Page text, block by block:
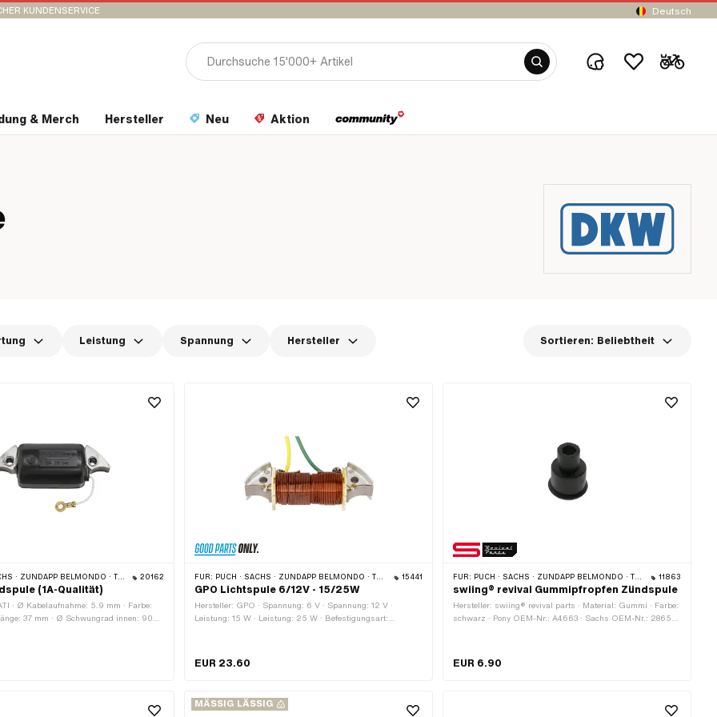
KUNDENSERVICE Deutsch
& Merch Hersteller Neu Aktion
Leistung Spannung Hersteller Sortieren: Beliebtheit
· TOMOS · DKW · HERCULES · KREIDLER · ZÜNDAPP · KTM · RIXE 20162
(1A-Qualität)
· Ø Kabelaufnahme: 5.9 mm · Farbe:
37 mm · Ø Schwungrad innen: 90
2 Stk. · Befestigungsart: Schrauben ·
Ausf. der Pony OEM-Nr.: A2118 · Pony
FÜR: PUCH · SACHS · ZÜNDAPP BELMONDO · TOMOS · DKW · HERCULES · KREIDLER · ZÜNDAPP · KTM · RIXE 15441
GPO Lichtspule 6/12V - 15/25W
Hersteller: GPO · Spannung: 6 V · Spannung: 12 V ·
Leistung: 15 W · Leistung: 25 W · Befestigungsart:
Befestigungsloch: 4.7 mm · Anwendungsbereich: Standard
EUR 23.60
FÜR: PUCH · SACHS · ZÜNDAPP BELMONDO · TOMOS · DKW · HERCULES · KREIDLER · ZÜNDAPP · KTM · RIXE 11863
swiing® revival Gummipfropfen Zündspule
Hersteller: swiing® revival parts · Material: Gummi · Farbe:
schwarz · Pony OEM-Nr.: A4663 · Sachs OEM-Nr.: 2865
EUR 6.90
MÄSSIG LÄSSIG